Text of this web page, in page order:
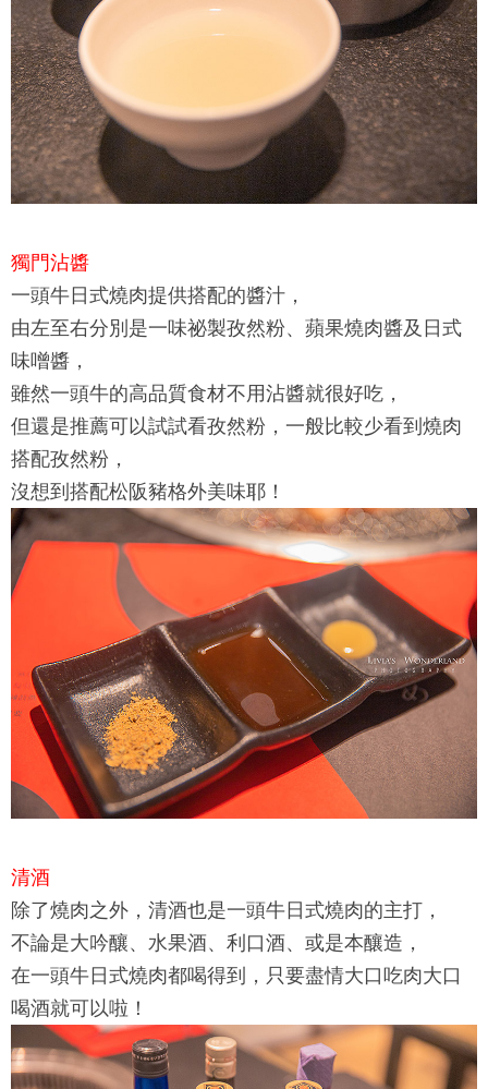
獨門沾醬
一頭牛日式燒肉提供搭配的醬汁，
由左至右分別是一味祕製孜然粉、蘋果燒肉醬及日式
味噌醬，
雖然一頭牛的高品質食材不用沾醬就很好吃，
但還是推薦可以試試看孜然粉，一般比較少看到燒肉
搭配孜然粉，
沒想到搭配松阪豬格外美味耶！
清酒
除了燒肉之外，清酒也是一頭牛日式燒肉的主打，
不論是大吟釀、水果酒、利口酒、或是本釀造，
在一頭牛日式燒肉都喝得到，只要盡情大口吃肉大口
喝酒就可以啦！